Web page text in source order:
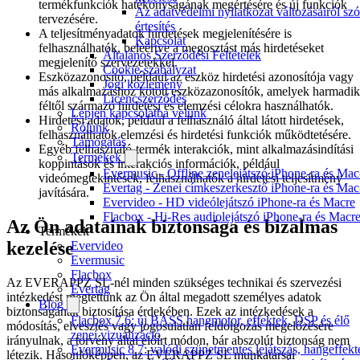
Az adatvédelmi nyilatkozat változásairól
értesítés
Kapcsolat
Általános Szerződési Feltételek
Cookie-szabályzat
Jogi közlemény
Licencszerződés
Lépjen kapcsolatba velünk
Rólunk
Támogatás
Termékek
Evermusic - Offline zenelejátszó iPhone-ra és
Evertag - Zenei címkeszerkesztő iPhone-ra és
Evervideo - HD videólejátszó iPhone-ra és Macre
Flacbox - Hi-Res audiolejátszó iPhone-ra és Macre
Termékek
Evervideo
Evermusic
Flacbox
Evertag
Blog
Flacbox 7.6: új BASS hangmotor, effektek, DSP és élő
zenei vizualizáció
Evermusic 8.7: valódi szünetmentes lejátszás,
termékfunkciók hatékonyságának megértésére és új funkciók
tervezésére.
A teljesítményadatok hirdetések megjelenítésére is
felhasználhatók, beleértve a megosztást más hirdetéseket
megjelenítő szervezetekkel.
Eszközazonosító, például az eszköz hirdetési azonosítója vagy
más alkalmazáshoz kötött eszközazonosítók, amelyek harmadik
féltől származó hirdetési és elemzési célokra használhatók.
Hirdetési adatok, például a felhasználó által látott hirdetések,
felhasználhatók elemzési és hirdetési funkciók működtetésére.
Egyéb felhasználó-termék interakciók, mint alkalmazásindítási
koppintások és interakciós információk, például
videómegtekintések, felhasználhatók a hirdetési teljesítmény
javítására.
Az Ön adatainak biztonsága és bizalmas
kezelése
Az EVERAPPZ SL-nél minden szükséges technikai és szervezési
intézkedést megtettünk az Ön által megadott személyes adatok
biztonságának biztosítása érdekében. Ezek az intézkedések a
módosítás, elvesztés vagy jogosulatlan feldolgozás megelőzésére
irányulnak, a törvény által előírt módon, bár abszolút biztonság nem
létezik. Hasonlóképpen, az EVERAPPZ SL munkatársai